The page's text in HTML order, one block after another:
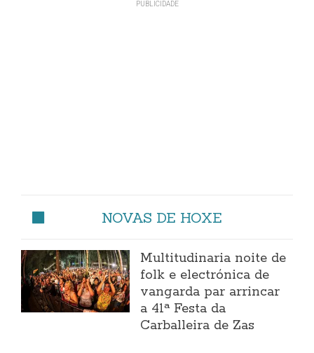
NOVAS DE HOXE
Multitudinaria noite de
folk e electrónica de
vangarda par arrincar
a 41ª Festa da
Carballeira de Zas